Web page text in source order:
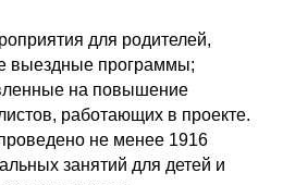
для родителей,
выездные программы;
на повышение
работающих в проекте.
не менее 1916
занятий для детей и